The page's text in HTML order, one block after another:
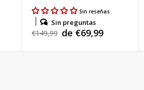
Sin reseñas
Sin preguntas
Precio
€149,99 Precio
de
de €69,99